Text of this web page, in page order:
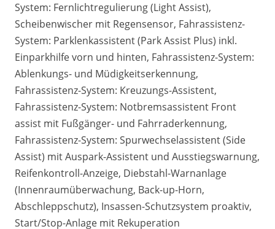
System: Fernlichtregulierung (Light Assist),
Scheibenwischer mit Regensensor, Fahrassistenz-
System: Parklenkassistent (Park Assist Plus) inkl.
Einparkhilfe vorn und hinten, Fahrassistenz-System:
Ablenkungs- und Müdigkeitserkennung,
Fahrassistenz-System: Kreuzungs-Assistent,
Fahrassistenz-System: Notbremsassistent Front
assist mit Fußgänger- und Fahrraderkennung,
Fahrassistenz-System: Spurwechselassistent (Side
Assist) mit Auspark-Assistent und Ausstiegswarnung,
Reifenkontroll-Anzeige, Diebstahl-Warnanlage
(Innenraumüberwachung, Back-up-Horn,
Abschleppschutz), Insassen-Schutzsystem proaktiv,
Start/Stop-Anlage mit Rekuperation